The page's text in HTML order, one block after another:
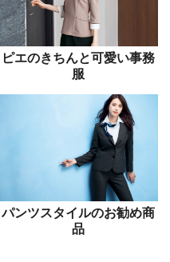
ピエのきちんと可愛い事務
服
パンツスタイルのお勧め商
品